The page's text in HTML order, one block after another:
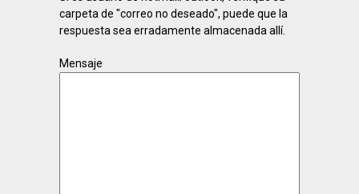
carpeta de "correo no deseado", puede que la
respuesta sea erradamente almacenada allí.
Mensaje